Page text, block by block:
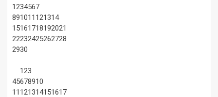
1234567
891011 121314
15161718192021
22232425262728
2930
123
45678910
11 121314151617